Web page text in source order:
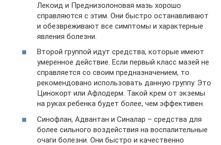
Лекоид и Преднизолоновая мазь хорошо
справляются с этим. Они быстро останавливают
и обезвреживают все симптомы и характерные
явления болезни.
Второй группой идут средства, которые имеют
умеренное действие. Если первый класс мазей не
справляется со своим предназначением, то
рекомендовано использовать данную группу. Это
Цинокорт или Афлодерм. Такой крем от экземы
на руках ребенка будет более, чем эффективен.
Синофлан, Адвантан и Синалар – средства для
более сильного воздействия на воспалительные
очаги болезни. Они быстро и качественно